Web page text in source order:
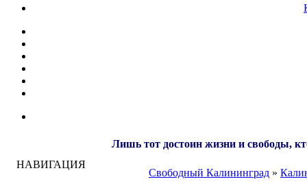
Лишь тот достоин жизни и свободы,
НАВИГАЦИЯ
Свободный Калининград »